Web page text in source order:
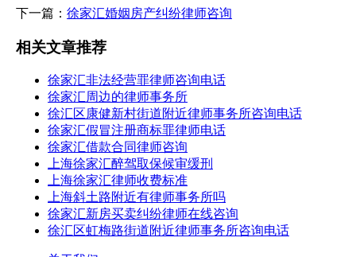
下一篇： 徐家汇婚姻房产纠纷律师咨询
相关文章推荐
徐家汇非法经营罪律师咨询电话
徐家汇周边的律师事务所
徐汇区康健新村街道附近律师事务所咨询电话
徐家汇假冒注册商标罪律师电话
徐家汇借款合同律师咨询
上海徐家汇醉驾取保候审缓刑
上海徐家汇律师收费标准
上海斜土路附近有律师事务所吗
徐家汇新房买卖纠纷律师在线咨询
徐汇区虹梅路街道附近律师事务所咨询电话